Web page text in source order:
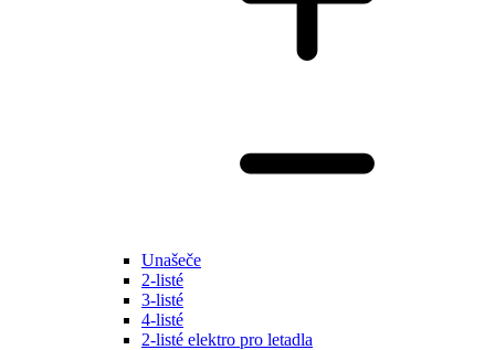
Unašeče
2-listé
3-listé
4-listé
2-listé elektro pro letadla